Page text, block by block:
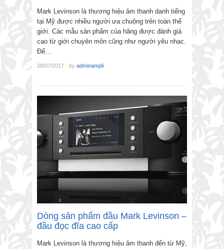
Mark Levinson là thương hiệu âm thanh danh tiếng
tại Mỹ được nhiều người ưa chuộng trên toàn thế
giới. Các mẫu sản phẩm của hãng được đánh giá
cao từ giới chuyên môn cũng như người yêu nhạc.
Để…
28/07/2017 · by adminampli ·
Dòng sản phẩm đầu Mark Levinson –
đầu đọc đĩa cao cấp
Mark Levinson là thương hiệu âm thanh đến từ Mỹ,